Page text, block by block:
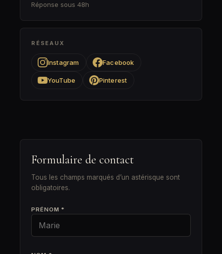
Réponse sous 48h
RÉSEAUX
Instagram Facebook
YouTube Pinterest
Formulaire de contact
Tous les champs marqués d’un astérisque sont
obligatoires.
PRÉNOM *